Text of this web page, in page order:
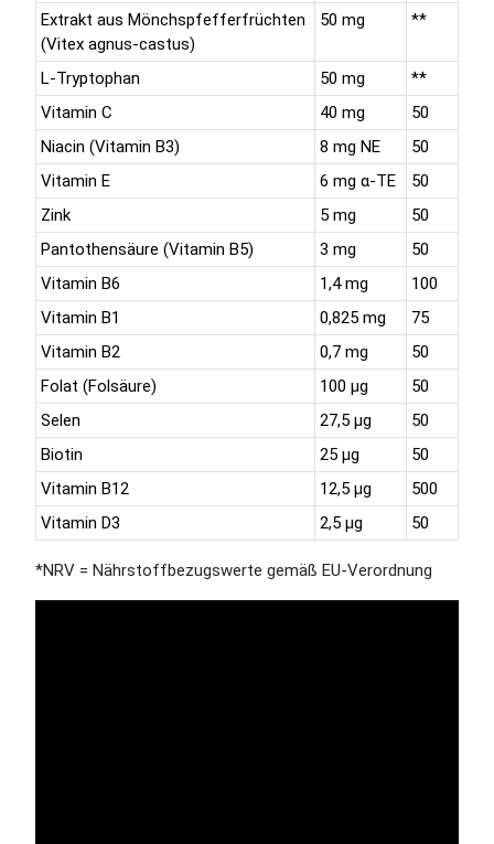
Extrakt aus Mönchspfefferfrüchten
(Vitex agnus-castus)
50 mg **
L-Tryptophan 50 mg
**
Vitamin C
40 mg
50
Niacin (Vitamin B3)
8 mg NE
50
Vitamin E
6 mg α-TE
50
Zink
5 mg
50
Pantothensäure (Vitamin B5)
3 mg
50
Vitamin B6
1,4 mg
100
Vitamin B1
0,825 mg
75
Vitamin B2
0,7 mg
50
Folat (Folsäure)
100 µg
50
Selen
27,5 µg
50
Biotin
25 µg
50
Vitamin B12
12,5 µg
500
Vitamin D3
2,5 µg 50
*NRV = Nährstoffbezugswerte gemäß EU-Verordnung